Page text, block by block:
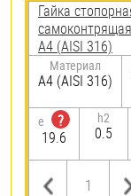
Гайка
A4 (AISI 316)
Материал
A4 (AISI 316)
e
?
19.6
h2
0.5